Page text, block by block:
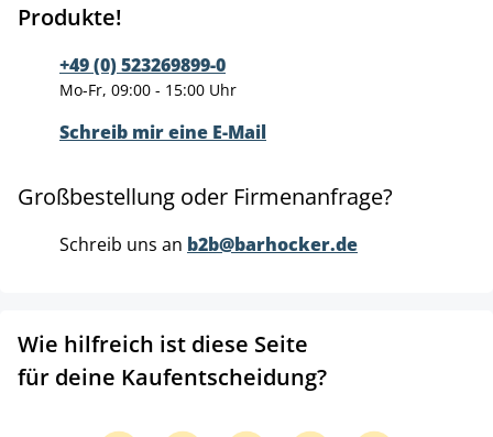
Produkte!
+49 (0) 523269899-0
Mo-Fr, 09:00 - 15:00 Uhr
Schreib mir eine E-Mail
Großbestellung oder Firmenanfrage?
Schreib uns an b2b@barhocker.de
Wie hilfreich ist diese Seite
für deine Kaufentscheidung?